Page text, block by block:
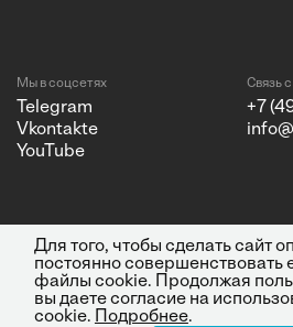
Мы в соцсетях
Telegram
Vkontakte
YouTube
Связь
+7
©
Медиа"
ИНН
Политика конфиденциальности
Для того, чтобы сделать сайт
постоянно совершенствовать
файлы cookie. Продолжая
вы даете согласие на
cookie.
Подробнее.